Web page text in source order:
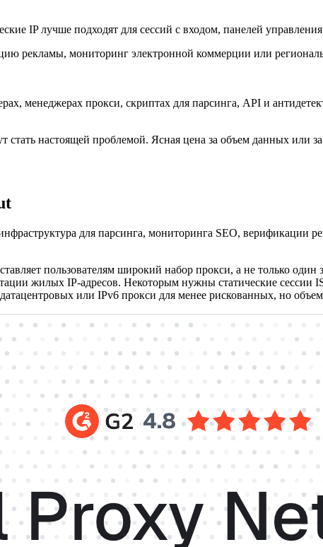
IP лучше подходят для сессий с входом, панелей
рекламы, мониторинг электронной коммерции или
менеджерах прокси, скриптах для парсинга, API и
стать настоящей проблемой. Ясная цена за объем данных или
для парсинга, мониторинга SEO, верификации
пользователям широкий набор прокси, а не только
жилых IP-адресов. Некоторым нужны статические
или IPv6 прокси для менее рискованных, но